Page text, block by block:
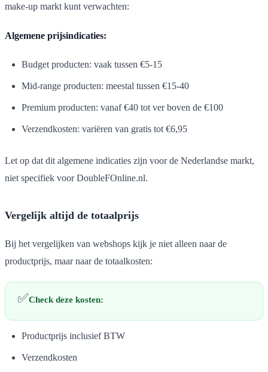
make-up markt kunt verwachten:
Algemene prijsindicaties:
Budget producten: vaak tussen €5-15
Mid-range producten: meestal tussen €15-40
Premium producten: vanaf €40 tot ver boven de €100
Verzendkosten: variëren van gratis tot €6,95
Let op dat dit algemene indicaties zijn voor de Nederlandse markt,
niet specifiek voor DoubleFOnline.nl.
Vergelijk altijd de totaalprijs
Bij het vergelijken van webshops kijk je niet alleen naar de
productprijs, maar naar de totaalkosten:
✅Check deze kosten:
Productprijs inclusief BTW
Verzendkosten